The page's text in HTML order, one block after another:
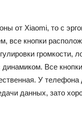
от Xiaomi, то с
все кнопки
громкости,
Все
У
данных, зато